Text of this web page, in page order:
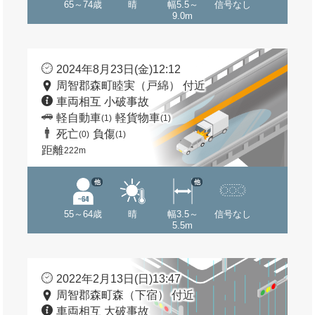
65～74歳 晴
幅5.5～
9.0m
信号なし
2024年8月23日(金)12:12
周智郡森町睦実（戸綿） 付近
車両相互 小破事故
軽自動車(1) 軽貨物車(1)
死亡(0) 負傷(1)
距離222m
55～64歳
他
晴
幅3.5～
5.5m
他
信号なし
2022年2月13日(日)13:47
周智郡森町森（下宿） 付近
車両相互 大破事故